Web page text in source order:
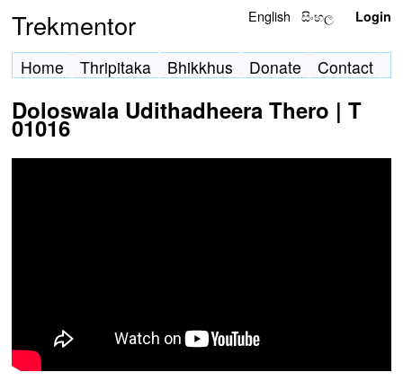
Trekmentor English සිංහල Login
Home Thripitaka Bhikkhus Donate Contact
Doloswala Udithadheera Thero | T
01016